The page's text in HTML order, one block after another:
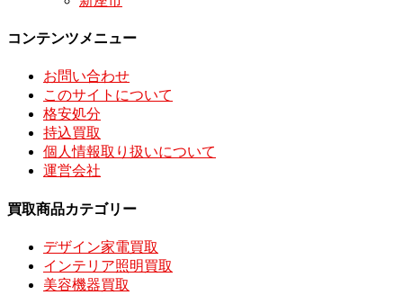
コンテンツメニュー
お問い合わせ
このサイトについて
格安処分
持込買取
個人情報取り扱いについて
運営会社
買取商品カテゴリー
デザイン家電買取
インテリア照明買取
美容機器買取